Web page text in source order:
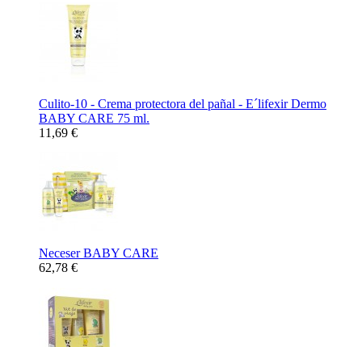
Culito-10 - Crema protectora del pañal - E´lifexir Dermo
BABY CARE 75 ml.
11,69 €
Neceser BABY CARE
62,78 €